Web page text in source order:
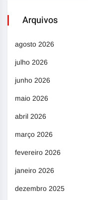
Arquivos
agosto 2026
julho 2026
junho 2026
maio 2026
abril 2026
março 2026
fevereiro 2026
janeiro 2026
dezembro 2025